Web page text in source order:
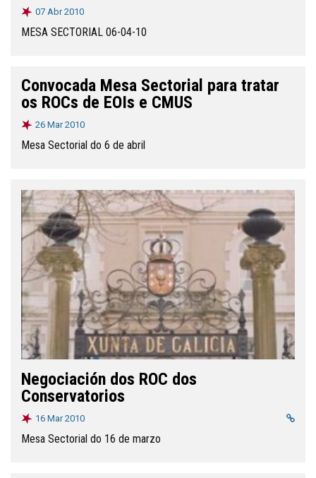
07 Abr 2010
MESA SECTORIAL 06-04-10
Convocada Mesa Sectorial para tratar
os ROCs de EOIs e CMUS
26 Mar 2010
Mesa Sectorial do 6 de abril
Negociación dos ROC dos
Conservatorios
16 Mar 2010
Mesa Sectorial do 16 de marzo